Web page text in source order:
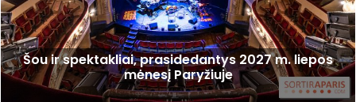
Šou ir spektakliai, prasidedantys 2027 m. liepos
mėnesį Paryžiuje